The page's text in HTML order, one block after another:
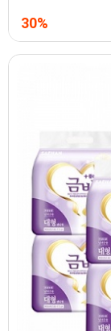
30%